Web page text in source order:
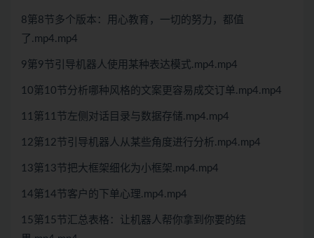
8第8节多个版本：用心教育，一切的努力，都值
了.mp4.mp4
9第9节引导机器人使用某种表达模式.mp4.mp4
10第10节分析哪种风格的文案更容易成交订单.mp4.mp4
11第11节左侧对话目录与数据存储.mp4.mp4
12第12节引导机器人从某些角度进行分析.mp4.mp4
13第13节把大框架细化为小框架.mp4.mp4
14第14节客户的下单心理.mp4.mp4
15第15节汇总表格：让机器人帮你拿到你要的结